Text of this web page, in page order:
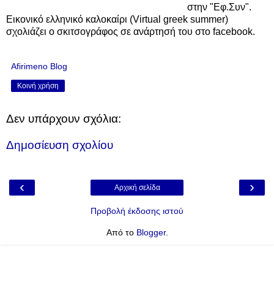
στην "Εφ.Συν".
Εικονικό ελληνικό καλοκαίρι (Virtual greek summer)
σχολιάζει ο σκιτσογράφος σε ανάρτησή του στο facebook.
Afirimeno Blog
Κοινή χρήση
Δεν υπάρχουν σχόλια:
Δημοσίευση σχολίου
‹ ›
Αρχική σελίδα
Προβολή έκδοσης ιστού
Από το Blogger.